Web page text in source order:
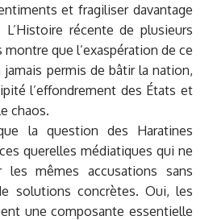
et fragiliser davantage
récente de plusieurs
que l’exaspération de ce
jamais permis de bâtir la nation,
l’effondrement des États et
chaos.
la question des Haratines
querelles médiatiques qui ne
mêmes accusations sans
solutions concrètes. Oui, les
une composante essentielle